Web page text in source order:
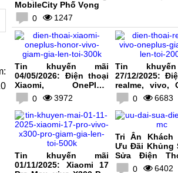
MobileCity Phố Vọng
0
1247
Tin khuyến mãi
04/05/2026: Điện thoại
Xiaomi, OnePlus,
HONOR, vivo giảm giá
lên tới 300K
0 3972
Tin
27/12/2025:
realme, vivo,
giảm giá lên tới
0 6683
Tin khuyến mãi
01/11/2025: Xiaomi 17
Tri Ân Khách
Ưu Đãi Khủng
Sửa Điện
MobileCity
0 6402